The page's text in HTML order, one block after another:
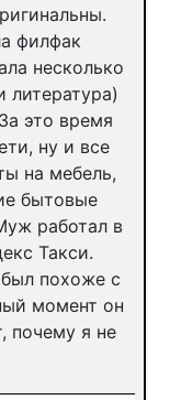
филфак
несколько
литература)
это время
ну и все
на мебель,
бытовые
работал в
Такси.
похоже с
момент он
почему я не